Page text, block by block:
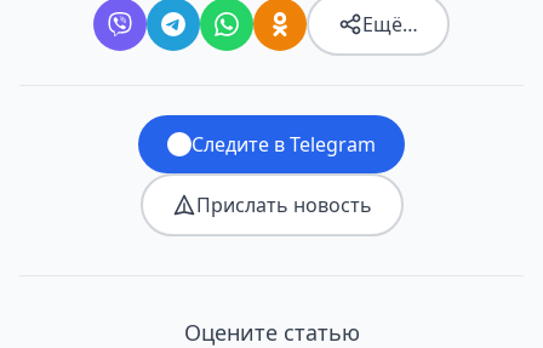
Ещё…
Следите в Telegram
Прислать новость
Оцените статью